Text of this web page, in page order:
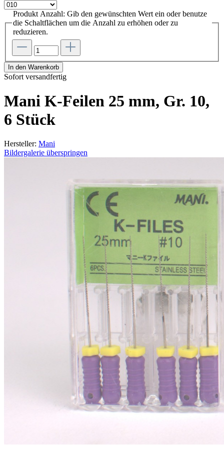
Produkt Anzahl: Gib den gewünschten Wert ein oder benutze
die Schaltflächen um die Anzahl zu erhöhen oder zu
reduzieren.
In den Warenkorb
Sofort versandfertig
Mani K-Feilen 25 mm, Gr. 10,
6 Stück
Hersteller: Mani
Bildergalerie überspringen